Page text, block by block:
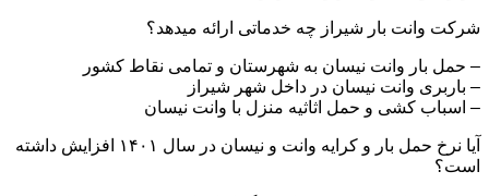
شرکت وانت بار شیراز چه خدماتی ارائه میدهد؟
– حمل بار وانت نیسان به شهرستان و تمامی نقاط کشور
– باربری وانت نیسان در داخل شهر شیراز
– اسباب کشی و حمل اثاثیه منزل با وانت نیسان
آیا نرخ حمل بار و کرایه وانت و نیسان در سال ۱۴۰۱ افزایش داشته
است؟